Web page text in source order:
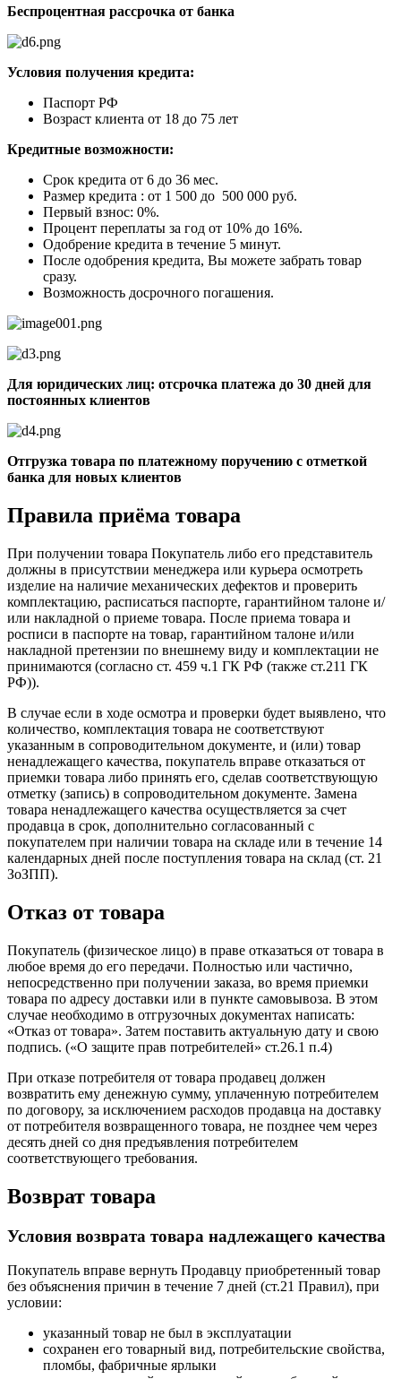
Беспроцентная рассрочка от банка
Условия получения кредита:
Паспорт РФ
Возраст клиента от 18 до 75 лет
Кредитные возможности:
Срок кредита от 6 до 36 мес.
Размер кредита : от 1 500 до 500 000 руб.
Первый взнос: 0%.
Процент переплаты за год от 10% до 16%.
Одобрение кредита в течение 5 минут.
После одобрения кредита, Вы можете забрать товар
сразу.
Возможность досрочного погашения.
Для юридических лиц: отсрочка платежа до 30 дней для
постоянных клиентов
Отгрузка товара по платежному поручению с отметкой
банка для новых клиентов
Правила приёма товара
При получении товара Покупатель либо его представитель
должны в присутствии менеджера или курьера осмотреть
изделие на наличие механических дефектов и проверить
комплектацию, расписаться паспорте, гарантийном талоне и/
или накладной о приеме товара. После приема товара и
росписи в паспорте на товар, гарантийном талоне и/или
накладной претензии по внешнему виду и комплектации не
принимаются (согласно ст. 459 ч.1 ГК РФ (также ст.211 ГК
РФ)).
В случае если в ходе осмотра и проверки будет выявлено, что
количество, комплектация товара не соответствуют
указанным в сопроводительном документе, и (или) товар
ненадлежащего качества, покупатель вправе отказаться от
приемки товара либо принять его, сделав соответствующую
отметку (запись) в сопроводительном документе. Замена
товара ненадлежащего качества осуществляется за счет
продавца в срок, дополнительно согласованный с
покупателем при наличии товара на складе или в течение 14
календарных дней после поступления товара на склад (ст. 21
ЗоЗПП).
Отказ от товара
Покупатель (физическое лицо) в праве отказаться от товара в
любое время до его передачи. Полностью или частично,
непосредственно при получении заказа, во время приемки
товара по адресу доставки или в пункте самовывоза. В этом
случае необходимо в отгрузочных документах написать:
«Отказ от товара». Затем поставить актуальную дату и свою
подпись. («О защите прав потребителей» ст.26.1 п.4)
При отказе потребителя от товара продавец должен
возвратить ему денежную сумму, уплаченную потребителем
по договору, за исключением расходов продавца на доставку
от потребителя возвращенного товара, не позднее чем через
десять дней со дня предъявления потребителем
соответствующего требования.
Возврат товара
Условия возврата товара надлежащего качества
Покупатель вправе вернуть Продавцу приобретенный товар
без объяснения причин в течение 7 дней (ст.21 Правил), при
условии:
указанный товар не был в эксплуатации
сохранен его товарный вид, потребительские свойства,
пломбы, фабричные ярлыки